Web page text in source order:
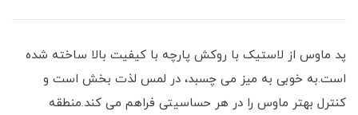
پد ماوس از لاستیک با روکش پارچه با کیفیت بالا ساخته شده
است.به خوبی به میز می چسبد، در لمس لذت بخش است و
کنترل بهتر ماوس را در هر حساسیتی فراهم می کند.منطقه